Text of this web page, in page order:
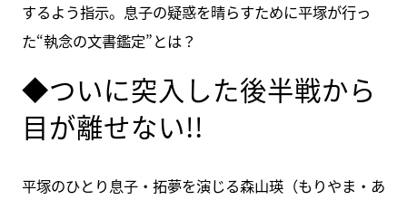
するよう指示。息子の疑惑を晴らすために平塚が行っ
た“執念の文書鑑定”とは？
◆ついに突入した後半戦から
目が離せない!!
平塚のひとり息子・拓夢を演じる森山瑛（もりやま・あ